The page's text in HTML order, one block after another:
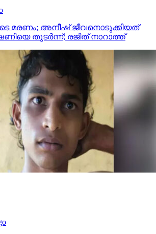
മരണം; അനീഷ് ജീവനൊടുക്കിയത്
തുടര്‍ന്ന്; രജിത് നാറാത്ത്